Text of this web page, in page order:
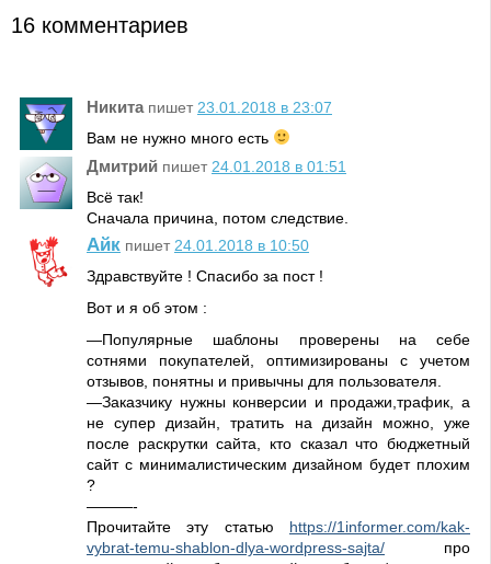
16 комментариев
Никита пишет 23.01.2018 в 23:07
Вам не нужно много есть
Дмитрий пишет 24.01.2018 в 01:51
Всё так!
Сначала причина, потом следствие.
Айк пишет 24.01.2018 в 10:50
Здравствуйте ! Спасибо за пост !
Вот и я об этом :
—Популярные шаблоны проверены на себе
сотнями покупателей, оптимизированы с учетом
отзывов, понятны и привычны для пользователя.
—Заказчику нужны конверсии и продажи,трафик, а
не супер дизайн, тратить на дизайн можно, уже
после раскрутки сайта, кто сказал что бюджетный
сайт с минималистическим дизайном будет плохим
?
———-
Прочитайте эту статью https://1informer.com/kak-
vybrat-temu-shablon-dlya-wordpress-sajta/ про